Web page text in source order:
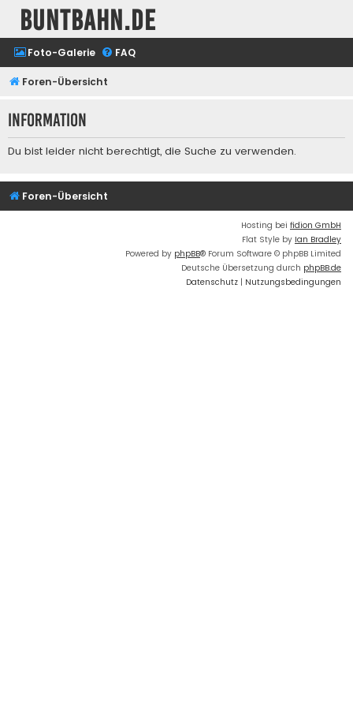
buntbahn.de
Foto-Galerie FAQ
Foren-Übersicht
Information
Du bist leider nicht berechtigt, die Suche zu verwenden.
Foren-Übersicht
Hosting bei fidion GmbH
Flat Style by Ian Bradley
Powered by phpBB® Forum Software © phpBB Limited
Deutsche Übersetzung durch phpBB.de
Datenschutz | Nutzungsbedingungen